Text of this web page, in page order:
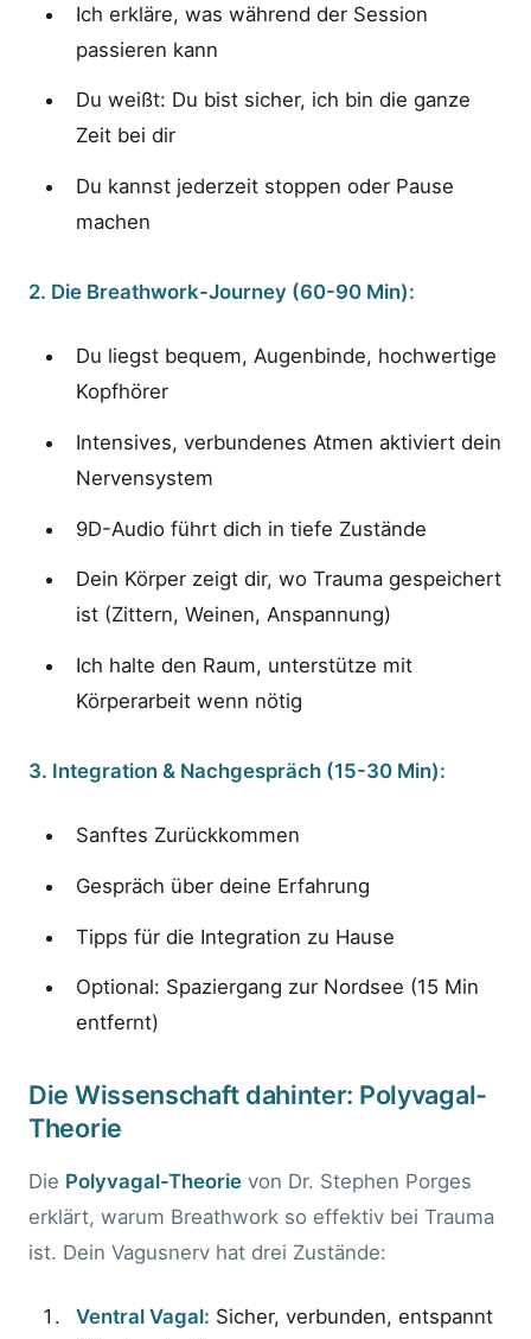
Ich erkläre, was während der Session
passieren kann
Du weißt: Du bist sicher, ich bin die ganze
Zeit bei dir
Du kannst jederzeit stoppen oder Pause
machen
2. Die Breathwork-Journey (60-90 Min):
Du liegst bequem, Augenbinde, hochwertige
Kopfhörer
Intensives, verbundenes Atmen aktiviert dein
Nervensystem
9D-Audio führt dich in tiefe Zustände
Dein Körper zeigt dir, wo Trauma gespeichert
ist (Zittern, Weinen, Anspannung)
Ich halte den Raum, unterstütze mit
Körperarbeit wenn nötig
3. Integration & Nachgespräch (15-30 Min):
Sanftes Zurückkommen
Gespräch über deine Erfahrung
Tipps für die Integration zu Hause
Optional: Spaziergang zur Nordsee (15 Min
entfernt)
Die Wissenschaft dahinter: Polyvagal-
Theorie
Die Polyvagal-Theorie von Dr. Stephen Porges
erklärt, warum Breathwork so effektiv bei Trauma
ist. Dein Vagusnerv hat drei Zustände:
Ventral Vagal: Sicher, verbunden, entspannt